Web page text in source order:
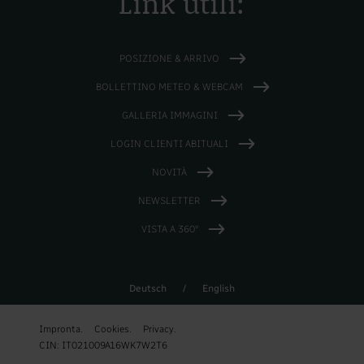
POSIZIONE & ARRIVO
BOLLETTINO METEO & WEBCAM
GALLERIA IMMAGINI
LOGIN CLIENTI ABITUALI
NOVITÀ
NEWSLETTER
VISTA A 360°
Deutsch / English
Impronta. Cookies.
Privacy.
CIN: IT021009A16WK7W2T6